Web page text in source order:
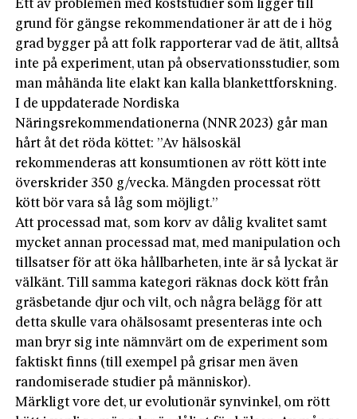
Ett av problemen med koststudier som ligger till
grund för gängse rekommendationer är att de i hög
grad bygger på att folk rapporterar vad de ätit, alltså
inte på experiment, utan på observationsstudier, som
man måhända lite elakt kan kalla blankettforskning.
I de uppdaterade Nordiska
Näringsrekommendationerna (NNR 2023) går man
hårt åt det röda köttet: ”Av hälsoskäl
rekommenderas att konsumtionen av rött kött inte
överskrider 350 g/vecka. Mängden processat rött
kött bör vara så låg som möjligt.”
Att processad mat, som korv av dålig kvalitet samt
mycket annan processad mat, med manipulation och
tillsatser för att öka hållbarheten, inte är så lyckat är
välkänt. Till samma kategori räknas dock kött från
gräsbetande djur och vilt, och några belägg för att
detta skulle vara ohälsosamt presenteras inte och
man bryr sig inte nämnvärt om de experiment som
faktiskt finns (till exempel på grisar men även
randomiserade studier på människor).
Märkligt vore det, ur evolutionär synvinkel, om rött